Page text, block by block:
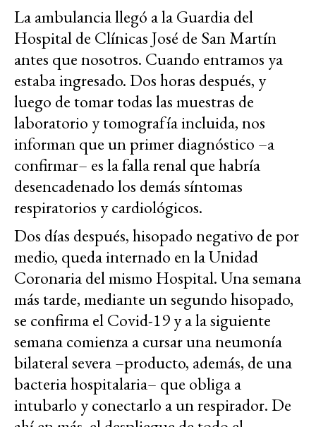
La ambulancia llegó a la Guardia del
Hospital de Clínicas José de San Martín
antes que nosotros. Cuando entramos ya
estaba ingresado. Dos horas después, y
luego de tomar todas las muestras de
laboratorio y tomografía incluida, nos
informan que un primer diagnóstico –a
confirmar– es la falla renal que habría
desencadenado los demás síntomas
respiratorios y cardiológicos.
Dos días después, hisopado negativo de por
medio, queda internado en la Unidad
Coronaria del mismo Hospital. Una semana
más tarde, mediante un segundo hisopado,
se confirma el Covid-19 y a la siguiente
semana comienza a cursar una neumonía
bilateral severa –producto, además, de una
bacteria hospitalaria– que obliga a
intubarlo y conectarlo a un respirador. De